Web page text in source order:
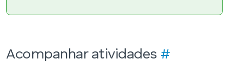
Acompanhar atividades #